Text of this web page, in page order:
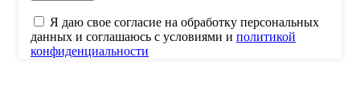
Я даю свое согласие на обработку персональных
данных и соглашаюсь с условиями и политикой
конфиденциальности